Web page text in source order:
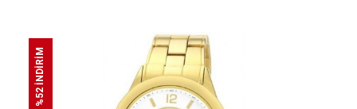
%52 İNDİRİM